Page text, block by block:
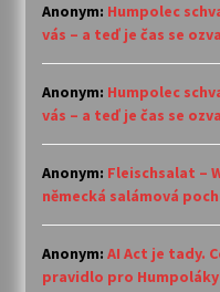
Anonym: Humpolec
vás – a teď je čas se
Anonym: Humpolec
vás – a teď je čas se
Anonym: Fleischsalat –
německá salámová
Anonym: AI Act je tady.
pravidlo pro